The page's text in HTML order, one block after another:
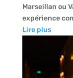
Marseillan ou
expérience
Lire plus